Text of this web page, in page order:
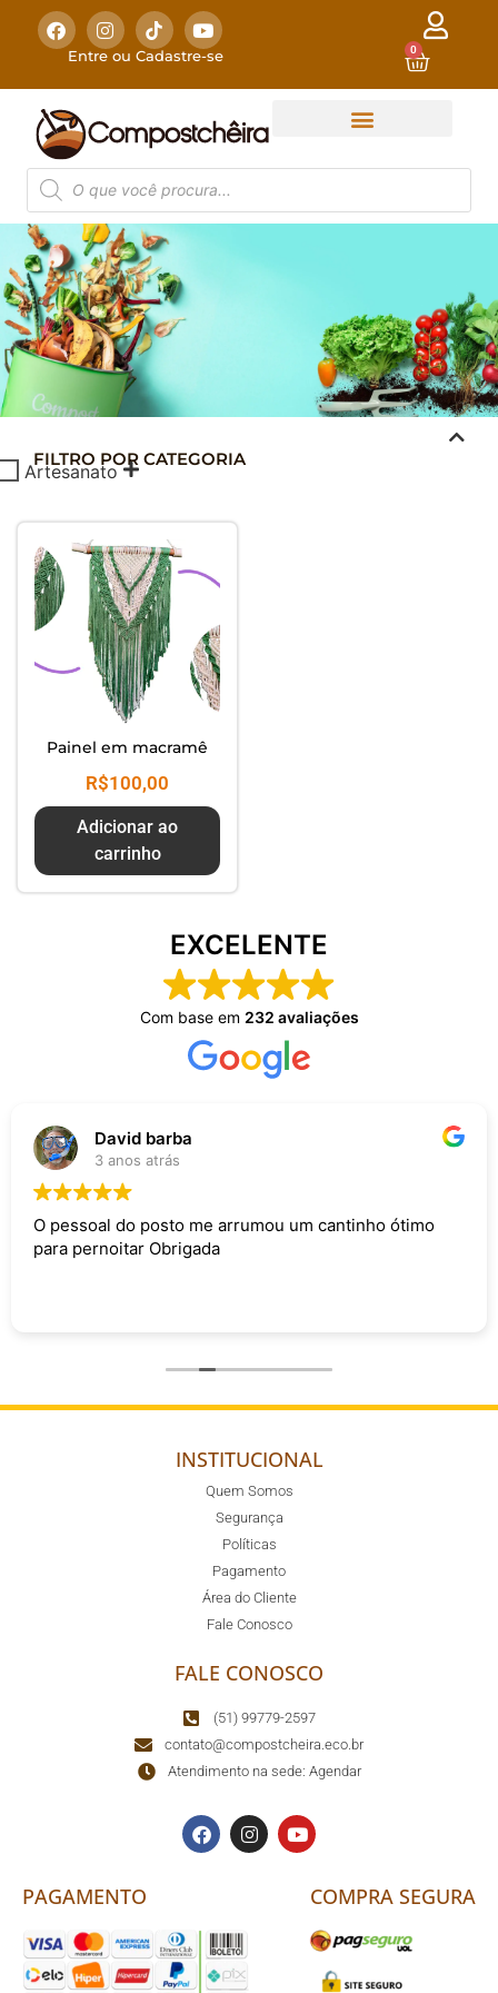
Entre ou Cadastre-se 0
COMPOSTAGEM
seu Jardim - Cuide do Planeta
FILTRO POR CATEGORIA
Artesanato
Painel em macramê
R$100,00
Adicionar ao
carrinho
EXCELENTE
Com base em 232 avaliações
David barba
3 anos atrás
O pessoal do posto me arrumou um cantinho ótimo
para pernoitar Obrigada
INSTITUCIONAL
Quem Somos
Segurança
Políticas
Pagamento
Área do Cliente
Fale Conosco
FALE CONOSCO
(51) 99779-2597
contato@compostcheira.eco.br
Atendimento na sede: Agendar
PAGAMENTO COMPRA SEGURA